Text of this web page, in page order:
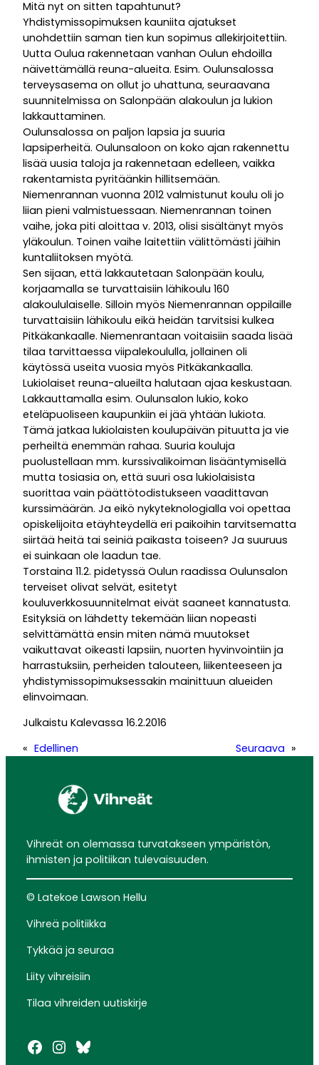
Mitä nyt on sitten tapahtunut?
Yhdistymissopimuksen kauniita ajatukset
unohdettiin saman tien kun sopimus allekirjoitettiin.
Uutta Oulua rakennetaan vanhan Oulun ehdoilla
näivettämällä reuna-alueita. Esim. Oulunsalossa
terveysasema on ollut jo uhattuna, seuraavana
suunnitelmissa on Salonpään alakoulun ja lukion
lakkauttaminen.
Oulunsalossa on paljon lapsia ja suuria
lapsiperheitä. Oulunsaloon on koko ajan rakennettu
lisää uusia taloja ja rakennetaan edelleen, vaikka
rakentamista pyritäänkin hillitsemään.
Niemenrannan vuonna 2012 valmistunut koulu oli jo
liian pieni valmistuessaan. Niemenrannan toinen
vaihe, joka piti aloittaa v. 2013, olisi sisältänyt myös
yläkoulun. Toinen vaihe laitettiin välittömästi jäihin
kuntaliitoksen myötä.
Sen sijaan, että lakkautetaan Salonpään koulu,
korjaamalla se turvattaisiin lähikoulu 160
alakoululaiselle. Silloin myös Niemenrannan oppilaille
turvattaisiin lähikoulu eikä heidän tarvitsisi kulkea
Pitkäkankaalle. Niemenrantaan voitaisiin saada lisää
tilaa tarvittaessa viipalekoululla, jollainen oli
käytössä useita vuosia myös Pitkäkankaalla.
Lukiolaiset reuna-alueilta halutaan ajaa keskustaan.
Lakkauttamalla esim. Oulunsalon lukio, koko
eteläpuoliseen kaupunkiin ei jää yhtään lukiota.
Tämä jatkaa lukiolaisten koulupäivän pituutta ja vie
perheiltä enemmän rahaa. Suuria kouluja
puolustellaan mm. kurssivalikoiman lisääntymisellä
mutta tosiasia on, että suuri osa lukiolaisista
suorittaa vain päättötodistukseen vaadittavan
kurssimäärän. Ja eikö nykyteknologialla voi opettaa
opiskelijoita etäyhteydellä eri paikoihin tarvitsematta
siirtää heitä tai seiniä paikasta toiseen? Ja suuruus
ei suinkaan ole laadun tae.
Torstaina 11.2. pidetyssä Oulun raadissa Oulunsalon
terveiset olivat selvät, esitetyt
kouluverkkosuunnitelmat eivät saaneet kannatusta.
Esityksiä on lähdetty tekemään liian nopeasti
selvittämättä ensin miten nämä muutokset
vaikuttavat oikeasti lapsiin, nuorten hyvinvointiin ja
harrastuksiin, perheiden talouteen, liikenteeseen ja
yhdistymissopimuksessakin mainittuun alueiden
elinvoimaan.
Julkaistu Kalevassa 16.2.2016
« Edellinen Seuraava »
Vihreät on olemassa turvatakseen ympäristön,
ihmisten ja politiikan tulevaisuuden.
© Latekoe Lawson Hellu
Vihreä politiikka
Tykkää ja seuraa
Liity vihreisiin
Tilaa vihreiden uutiskirje
Facebook
Instagram
Bluesky